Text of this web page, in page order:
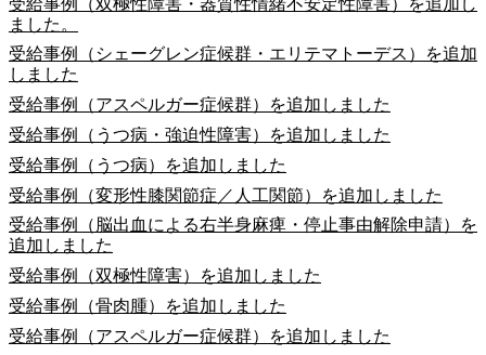
ました。
受給事例（シェーグレン症候群・エリテマトーデス）を追加
しました
受給事例（アスペルガー症候群）を追加しました
受給事例（うつ病・強迫性障害）を追加しました
受給事例（うつ病）を追加しました
受給事例（変形性膝関節症／人工関節）を追加しました
受給事例（脳出血による右半身麻痺・停止事由解除申請）を
追加しました
受給事例（双極性障害）を追加しました
受給事例（骨肉腫）を追加しました
受給事例（アスペルガー症候群）を追加しました